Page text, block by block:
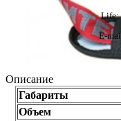
Life:
E-
Описание
Габариты
Объем